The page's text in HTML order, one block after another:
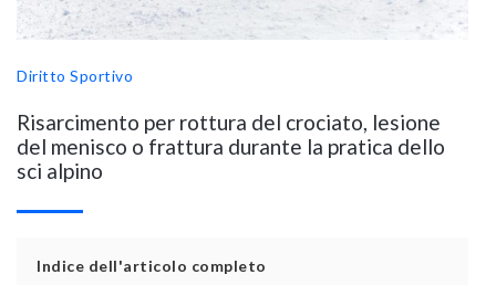
Diritto Sportivo
Risarcimento per rottura del crociato, lesione
del menisco o frattura durante la pratica dello
sci alpino
Indice dell'articolo completo